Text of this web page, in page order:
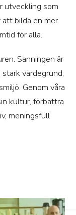
utveckling som
att bilda en mer
för alla.
Sanningen är
värdegrund,
Genom våra
kultur, förbättra
meningsfull